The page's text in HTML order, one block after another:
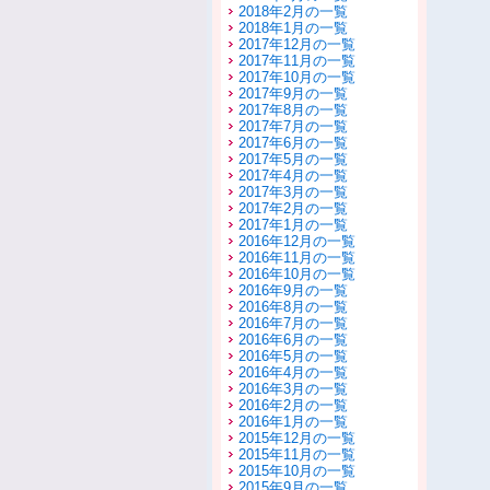
2018年2月の一覧
2018年1月の一覧
2017年12月の一覧
2017年11月の一覧
2017年10月の一覧
2017年9月の一覧
2017年8月の一覧
2017年7月の一覧
2017年6月の一覧
2017年5月の一覧
2017年4月の一覧
2017年3月の一覧
2017年2月の一覧
2017年1月の一覧
2016年12月の一覧
2016年11月の一覧
2016年10月の一覧
2016年9月の一覧
2016年8月の一覧
2016年7月の一覧
2016年6月の一覧
2016年5月の一覧
2016年4月の一覧
2016年3月の一覧
2016年2月の一覧
2016年1月の一覧
2015年12月の一覧
2015年11月の一覧
2015年10月の一覧